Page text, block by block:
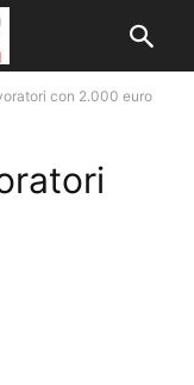
con 2.000 euro